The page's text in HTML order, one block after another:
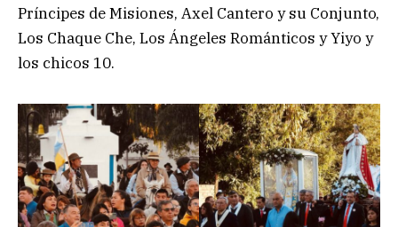
Príncipes de Misiones, Axel Cantero y su Conjunto,
Los Chaque Che, Los Ángeles Románticos y Yiyo y
los chicos 10.